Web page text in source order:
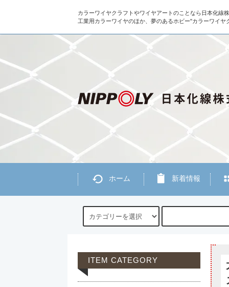
カラーワイヤクラフトやワイヤアートのことなら日本化線
工業用カラーワイヤのほか、夢のあるホビー"カラーワイヤ
ホーム 新着情報
ITEM CATEGORY